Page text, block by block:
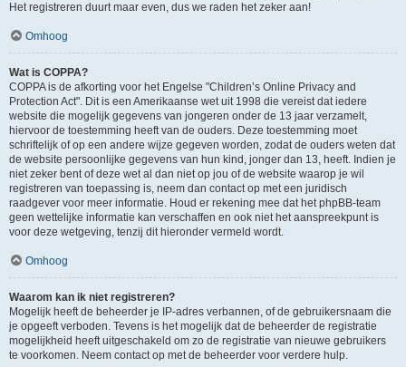
Het registreren duurt maar even, dus we raden het zeker aan!
Omhoog
Wat is COPPA?
COPPA is de afkorting voor het Engelse "Children’s Online Privacy and
Protection Act". Dit is een Amerikaanse wet uit 1998 die vereist dat iedere
website die mogelijk gegevens van jongeren onder de 13 jaar verzamelt,
hiervoor de toestemming heeft van de ouders. Deze toestemming moet
schriftelijk of op een andere wijze gegeven worden, zodat de ouders weten dat
de website persoonlijke gegevens van hun kind, jonger dan 13, heeft. Indien je
niet zeker bent of deze wet al dan niet op jou of de website waarop je wil
registreren van toepassing is, neem dan contact op met een juridisch
raadgever voor meer informatie. Houd er rekening mee dat het phpBB-team
geen wettelijke informatie kan verschaffen en ook niet het aanspreekpunt is
voor deze wetgeving, tenzij dit hieronder vermeld wordt.
Omhoog
Waarom kan ik niet registreren?
Mogelijk heeft de beheerder je IP-adres verbannen, of de gebruikersnaam die
je opgeeft verboden. Tevens is het mogelijk dat de beheerder de registratie
mogelijkheid heeft uitgeschakeld om zo de registratie van nieuwe gebruikers
te voorkomen. Neem contact op met de beheerder voor verdere hulp.